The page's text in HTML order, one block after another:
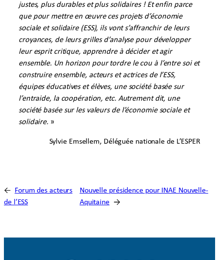
justes, plus durables et plus solidaires ! Et enfin parce
que pour mettre en œuvre ces projets d’économie
sociale et solidaire (ESS), ils vont s’affranchir de leurs
croyances, de leurs grilles d’analyse pour développer
leur esprit critique, apprendre à décider et agir
ensemble. Un horizon pour tordre le cou à l’entre soi et
construire ensemble, acteurs et actrices de l’ESS,
équipes éducatives et élèves, une société basée sur
l’entraide, la coopération, etc. Autrement dit, une
société basée sur les valeurs de l’économie sociale et
solidaire. »
Sylvie Emsellem, Déléguée nationale de L’ESPER
←
Forum des acteurs
de l’ESS
Nouvelle présidence pour INAE Nouvelle-
Aquitaine →